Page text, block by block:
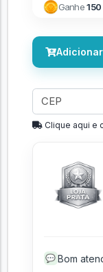
Ganhe150
Clique aqui e
💬 Bom